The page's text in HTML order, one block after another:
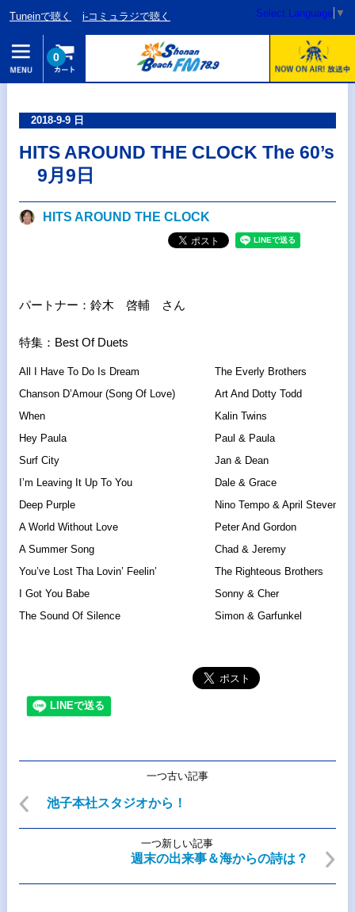
Tuneinで聴く i-コミュラジで聴く Select Language ▼
0
2018-9-9 日
HITS AROUND THE CLOCK The 60’s
9月9日
HITS AROUND THE CLOCK
パートナー：鈴木 啓輔 さん
特集：Best Of Duets
All I Have To Do Is Dream
The Everly Brothers
Chanson D’Amour (Song Of Love)
Art And Dotty Todd
When
Kalin Twins
Hey Paula
Paul & Paula
Surf City
Jan & Dean
I’m Leaving It Up To You
Dale & Grace
Deep Purple
Nino Tempo & April Stevens
A World Without Love
Peter And Gordon
A Summer Song
Chad & Jeremy
You’ve Lost Tha Lovin’ Feelin’
The Righteous Brothers
I Got You Babe
Sonny & Cher
The Sound Of Silence
Simon & Garfunkel
一つ古い記事
池子本社スタジオから！
一つ新しい記事
週末の出来事＆海からの詩は？